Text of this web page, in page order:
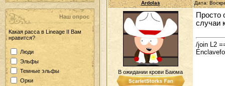
Наш опрос
Какая расса в Lineage II Вам
нравится?
Люди
Эльфы
Темные эльфы
Орки
Ardolas Дата:
В ожидании крови Баюма
Просто
случаи
/join L2